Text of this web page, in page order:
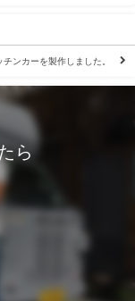
ンカーを製作しました。
ら